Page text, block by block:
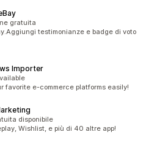
gratuita
testimonianze e badge di voto
Importer
favorite e-commerce platforms easily!
disponibile
Wishlist, e più di 40 altre app!